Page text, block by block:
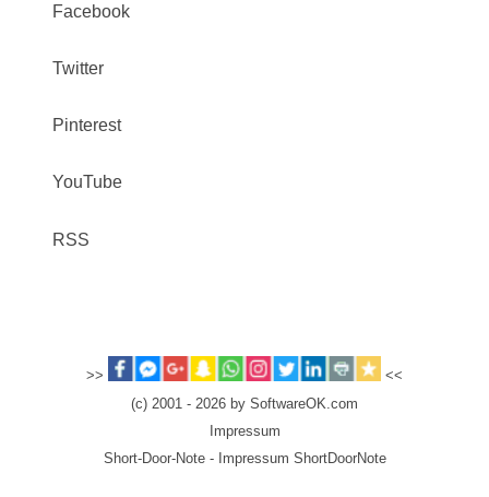
Facebook
Twitter
Pinterest
YouTube
RSS
>>
<<
(c) 2001 - 2026 by SoftwareOK.com
Impressum
Short-Door-Note - Impressum ShortDoorNote